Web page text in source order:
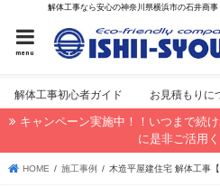
解体工事なら安心の神奈川県横浜市の石井商
menu
解体工事初心者ガイド お見積もりに
キャンペーン実施中！！いつまで続
に是非ご活用く
HOME 施工事例 木造平屋建住宅 解体工事